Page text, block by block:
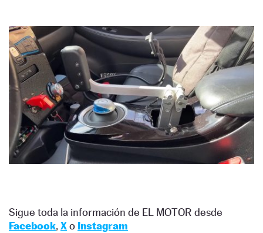
Sigue toda la información de EL MOTOR desde
Facebook, Xo Instagram